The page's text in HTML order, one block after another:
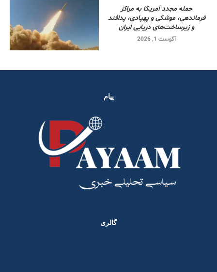
حمله مجدد آمریکا به مراکز
فرماندهی، موشکی و پهپادی، پدافند
و زیرساخت‌های دریایی ایران
آگوست 1, 2026
پیام
گالری